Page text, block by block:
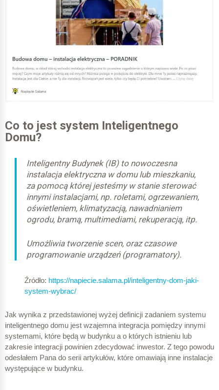
Co to jest system Inteligentnego
Domu?
Inteligentny Budynek (IB) to nowoczesna
instalacja elektryczna w domu lub mieszkaniu,
za pomocą której jesteśmy w stanie sterować
innymi instalacjami, np. roletami, ogrzewaniem,
oświetleniem, klimatyzacją, nawadnianiem
ogrodu, bramą, multimediami, rekuperacją, itp.
Umożliwia tworzenie scen, oraz czasowe
programowanie urządzeń (programatory).
Źródło: https://napiecie.salama.pl/inteligentny-dom-jaki-
system-wybrac/
Jak wynika z przedstawionej wyżej definicji zadaniem systemu
inteligentnego domu jest wzajemna integracja pomiędzy innymi
systemami, które będą w budynku a o których istnieniu lub
zakresie integracji powinien zdecydować inwestor. Z tego powodu
odesłałem Pana do serii artykułów, które omawiają inne instalacje
występujące w budynku.